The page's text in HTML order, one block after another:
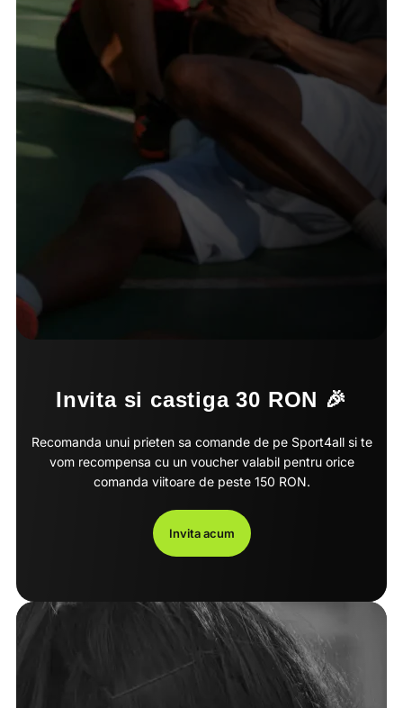
Invita si castiga 30 RON 🎉
Recomanda unui prieten sa comande de pe Sport4all si te
vom recompensa cu un voucher valabil pentru orice
comanda viitoare de peste 150 RON.
Invita acum